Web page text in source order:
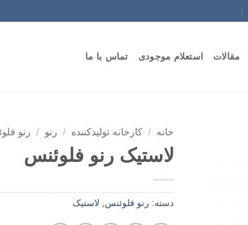
مقالات استعلام موجودی تماس با ما
خانه / کارخانه تولیدکننده / رنو / رنو
لاستیک رنو فلوئنس
دسته: رنو فلوئنس لاستیک